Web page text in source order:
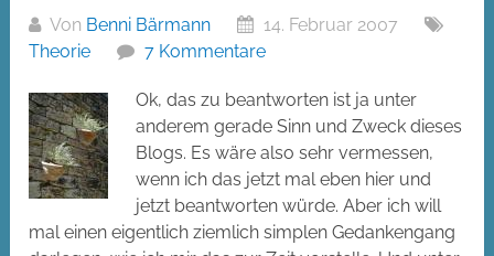
Von Benni Bärmann
14. Februar 2007
Theorie
7 Kommentare
Ok, das zu beantworten ist ja unter
anderem gerade Sinn und Zweck dieses
Blogs. Es wäre also sehr vermessen,
wenn ich das jetzt mal eben hier und
jetzt beantworten würde. Aber ich will
mal einen eigentlich ziemlich simplen Gedankengang